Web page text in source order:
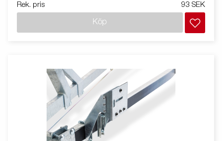
Rek. pris 93 SEK
Köp